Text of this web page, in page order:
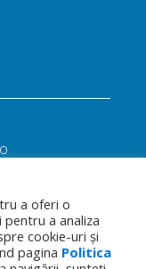
a oferi o
a analiza
cookie-uri și
pagina Politica